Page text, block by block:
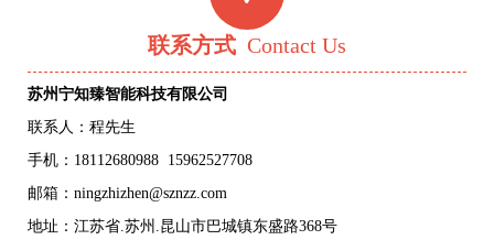
联系方式 Contact Us
苏州宁知臻智能科技有限公司
联系人：程先生
手机： 18112680988 15962527708
邮箱：ningzhizhen@sznzz.com
地址：江苏省.苏州.昆山市巴城镇东盛路368号